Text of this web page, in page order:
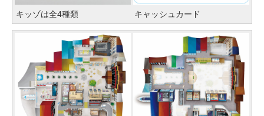
キッゾは全4種類 キャッシュカード